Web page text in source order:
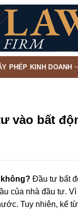
PHÉP KINH DOANH
vào bất
Đầu tư bất
của nhà đầu tư.
Tuy nhiên, kể